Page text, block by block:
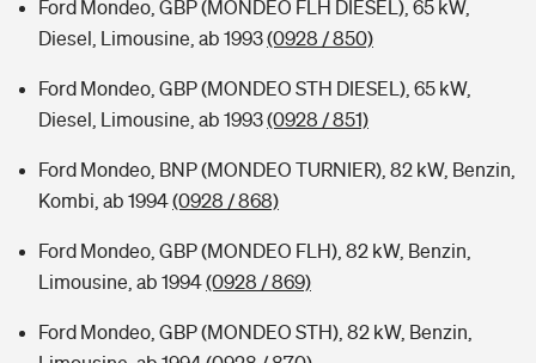
Ford Mondeo, GBP (MONDEO FLH DIESEL), 65 kW,
Diesel, Limousine, ab 1993(0928 / 850)
Ford Mondeo, GBP (MONDEO STH DIESEL), 65 kW,
Diesel, Limousine, ab 1993(0928 / 851)
Ford Mondeo, BNP (MONDEO TURNIER), 82 kW, Benzin,
Kombi, ab 1994(0928 / 868)
Ford Mondeo, GBP (MONDEO FLH), 82 kW, Benzin,
Limousine, ab 1994(0928 / 869)
Ford Mondeo, GBP (MONDEO STH), 82 kW, Benzin,